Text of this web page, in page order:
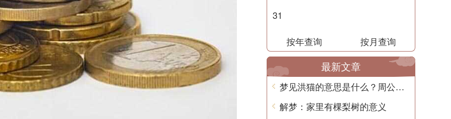
31
按年查询 按月查询
最新文章
梦见洪猫的意思是什么？周公解梦告诉你
解梦：家里有棵梨树的意义